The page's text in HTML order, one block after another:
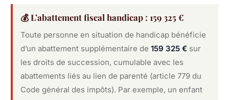
💰 L’abattement fiscal handicap : 159 325 €
Toute personne en situation de handicap bénéficie
d’un abattement supplémentaire de 159 325 € sur
les droits de succession, cumulable avec les
abattements liés au lien de parenté (article 779 du
Code général des impôts). Par exemple, un enfant